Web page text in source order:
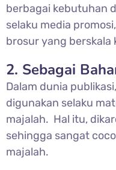
berbagai kebutuhan
selaku media
brosur yang berskala
2. Sebagai
Dalam dunia
digunakan selaku
majalah. Hal itu,
sehingga sangat
majalah.